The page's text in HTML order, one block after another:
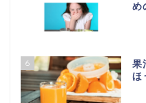
め
6
果
ほ